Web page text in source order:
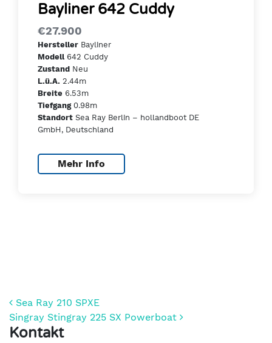
Bayliner 642 Cuddy
€27.900
Hersteller Bayliner
Modell642 Cuddy
Zustand Neu
L.ü.A. 2.44m
Breite 6.53m
Tiefgang0.98m
Standort Sea Ray Berlin – hollandboot DE
GmbH, Deutschland
Mehr Info
Beitrags-Navigation
Sea Ray 210 SPXE
Singray Stingray 225 SX Powerboat
Kontakt